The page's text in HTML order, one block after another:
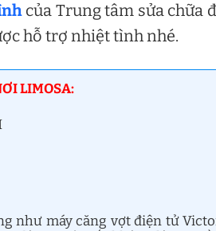
của Trung tâm sửa chữa
hỗ trợ nhiệt tình nhé.
LIMOSA:
như máy căng vợt điện tử